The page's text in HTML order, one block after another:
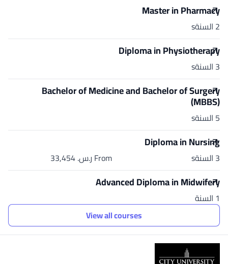
Master in Pharmacy
2 السنةs
Diploma in Physiotherapy
3 السنةs
Bachelor of Medicine and Bachelor of Surgery
(MBBS)
5 السنةs
Diploma in Nursing
3 السنةs From ر.س.‏ 33,454
Advanced Diploma in Midwifery
1 السنة
View all courses